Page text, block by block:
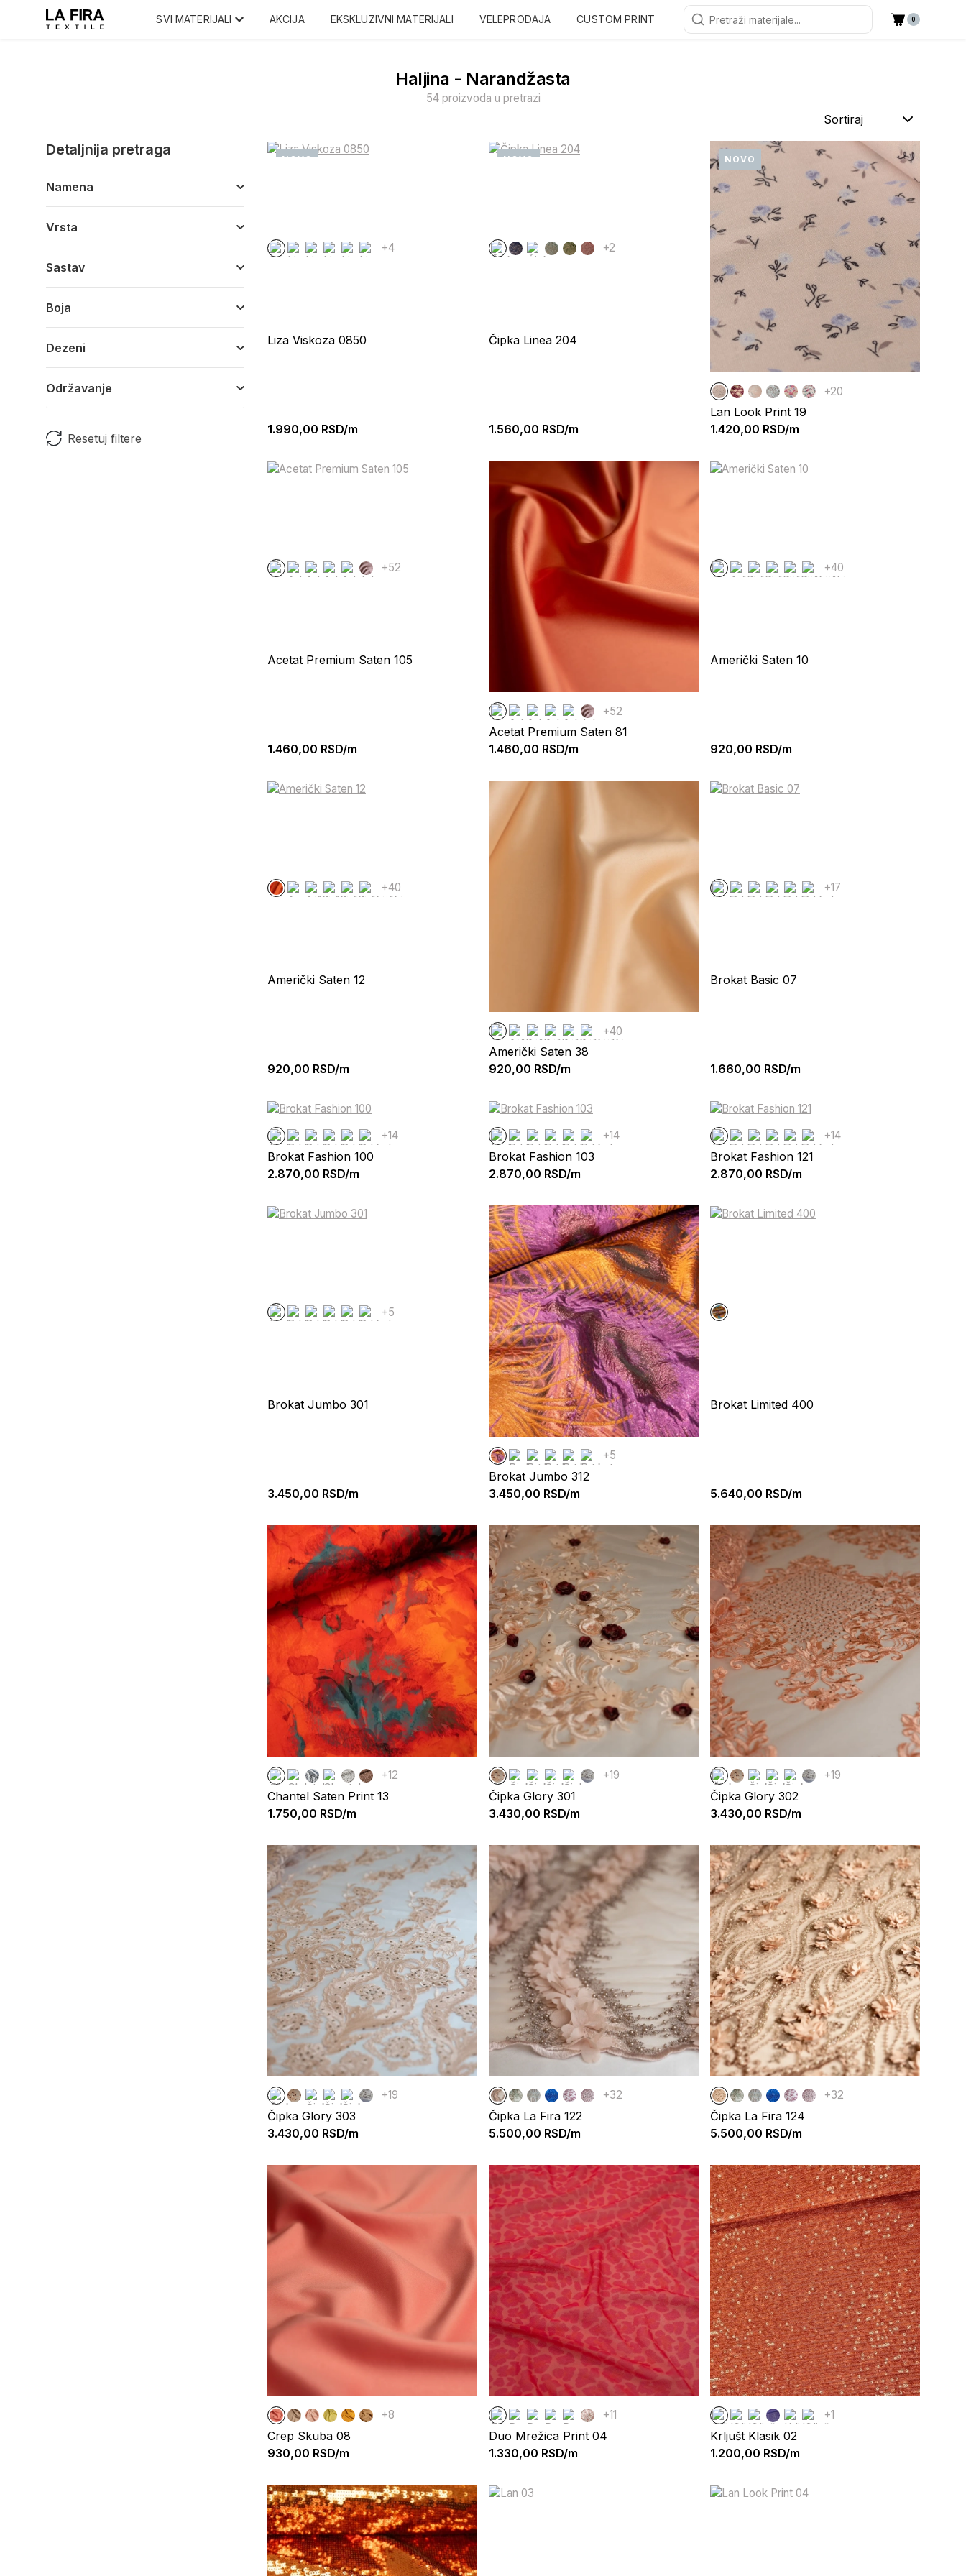
SVI MATERIJALI AKCIJA EKSKLUZIVNI MATERIJALI VELEPRODAJA CUSTOM PRINT 0
Haljina - Narandžasta
54 proizvoda u pretrazi
Sortiraj
Detaljnija pretraga
Namena
Vrsta
Sastav
Boja
Dezeni
Održavanje
Resetuj filtere
NOVO
+4
Liza Viskoza 0850
1.990,00 RSD/m
NOVO
+2
Čipka Linea 204
1.560,00 RSD/m
NOVO
+20
Lan Look Print 19
1.420,00 RSD/m
+52
Acetat Premium Saten 105
1.460,00 RSD/m
+52
Acetat Premium Saten 81
1.460,00 RSD/m
+40
Američki Saten 10
920,00 RSD/m
+40
Američki Saten 12
920,00 RSD/m
+40
Američki Saten 38
920,00 RSD/m
+17
Brokat Basic 07
1.660,00 RSD/m
+14
Brokat Fashion 100
2.870,00 RSD/m
+14
Brokat Fashion 103
2.870,00 RSD/m
+14
Brokat Fashion 121
2.870,00 RSD/m
+5
Brokat Jumbo 301
3.450,00 RSD/m
+5
Brokat Jumbo 312
3.450,00 RSD/m
Brokat Limited 400
5.640,00 RSD/m
+12
Chantel Saten Print 13
1.750,00 RSD/m
+19
Čipka Glory 301
3.430,00 RSD/m
+19
Čipka Glory 302
3.430,00 RSD/m
+19
Čipka Glory 303
3.430,00 RSD/m
+32
Čipka La Fira 122
5.500,00 RSD/m
+32
Čipka La Fira 124
5.500,00 RSD/m
+8
Crep Skuba 08
930,00 RSD/m
+11
Duo Mrežica Print 04
1.330,00 RSD/m
+1
Krljušt Klasik 02
1.200,00 RSD/m